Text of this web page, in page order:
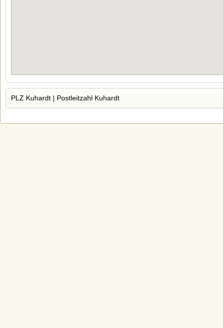
PLZ Kuhardt | Postleitzahl Kuhardt